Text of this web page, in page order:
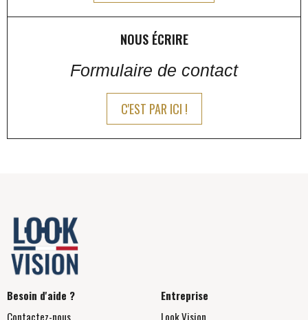
NOUS ÉCRIRE
Formulaire de contact
C'EST PAR ICI !
Besoin d'aide ?
Contactez-nous
Entreprise
Look Vision